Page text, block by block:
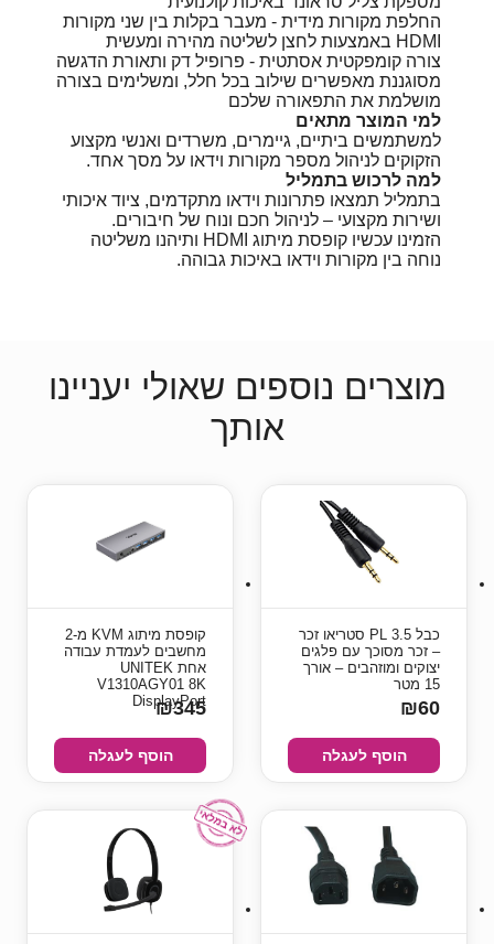
החלפת מקורות מידית - מעבר בקלות בין שני מקורות
HDMI באמצעות לחצן לשליטה מהירה ומעשית
צורה קומפקטית אסתטית - פרופיל דק ותאורת הדגשה
מסוגננת מאפשרים שילוב בכל חלל, ומשלימים בצורה
מושלמת את התפאורה שלכם
למי המוצר מתאים
למשתמשים ביתיים, גיימרים, משרדים ואנשי מקצוע
הזקוקים לניהול מספר מקורות וידאו על מסך אחד.
למה לרכוש בתמליל
בתמליל תמצאו פתרונות וידאו מתקדמים, ציוד איכותי
ושירות מקצועי – לניהול חכם ונוח של חיבורים.
הזמינו עכשיו קופסת מיתוג HDMI ותיהנו משליטה
נוחה בין מקורות וידאו באיכות גבוהה.
מוצרים נוספים שאולי יעניינו
אותך
כבל PL 3.5 סטריאו זכר
– זכר מסוכך עם פלגים
יצוקים ומוזהבים – אורך
15 מטר
₪60
הוסף לעגלה
קופסת מיתוג KVM מ-2
מחשבים לעמדת עבודה
אחת UNITEK
V1310AGY01 8K
DisplayPort
₪345
הוסף לעגלה